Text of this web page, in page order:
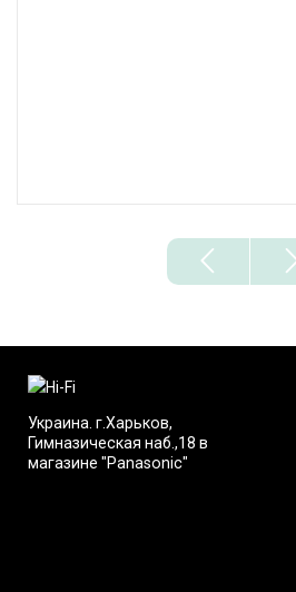
Украина. г.Харьков,
Гимназическая наб.,18 в
магазине "Panasonic"